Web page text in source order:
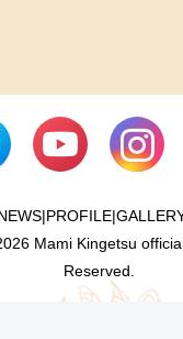
|PROFILE|
Mami Kingetsu
Reserved.